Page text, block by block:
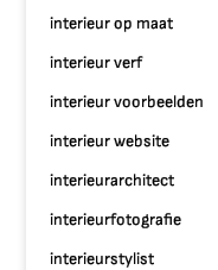
interieur op maat
interieur verf
interieur voorbeelden
interieur website
interieurarchitect
interieurfotografie
interieurstylist